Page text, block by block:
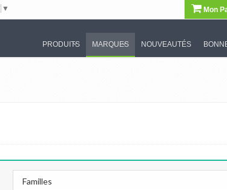
▼ Mon
PRODUITS MARQUES NOUVEAUTÉS
Familles